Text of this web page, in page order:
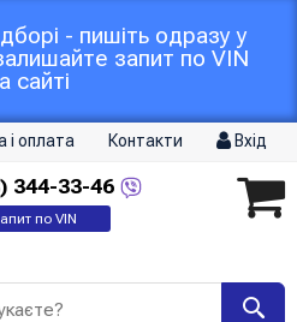
- пишіть одразу у
запит по VIN
сайті
і оплата Контакти Вхід
344-33-46
по VIN